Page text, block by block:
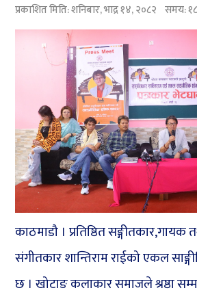
प्रकाशित मिति:शनिबार, भाद्र १४, २०८२ समय:
काठमाडौ । प्रतिष्ठित सङ्गीतकार,गायक
संगीतकार शान्तिराम राईको एकल
छ । खोटाङ कलाकार समाजले श्रष्ठा